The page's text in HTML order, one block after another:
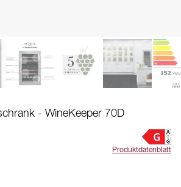
- WineKeeper 70D
Produktdatenblatt